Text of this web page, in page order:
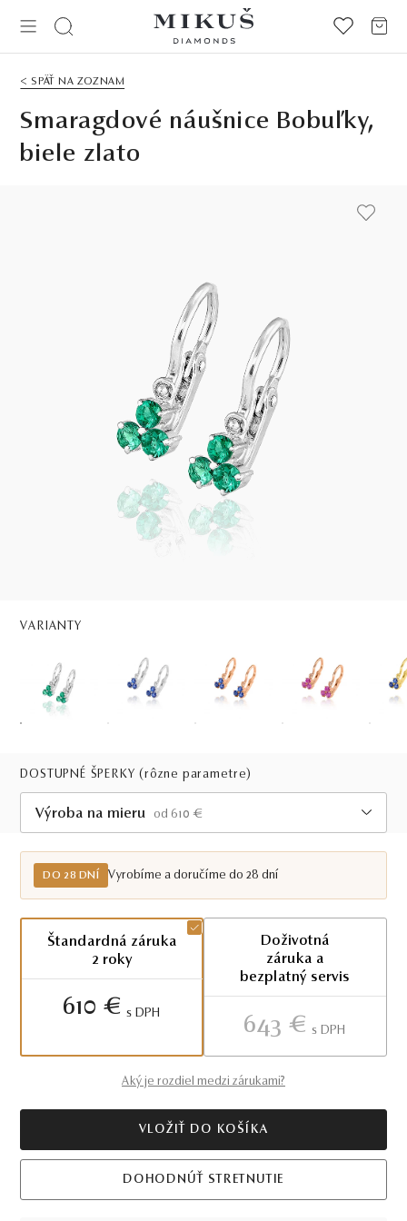
< SPÄŤ NA ZOZNAM
Smaragdové náušnice Bobuľky,
biele zlato
VARIANTY
DOSTUPNÉ ŠPERKY(rôzne parametre)
Výroba na mieru
od 610 €
Do 28 dní
DO 28 DNÍ Vyrobíme a doručíme do 28 dní
Štandardná záruka
2 roky
610 € S DPH
Doživotná
záruka a
bezplatný servis
643 € S DPH
Aký je rozdiel medzi zárukami?
VLOŽIŤ DO KOŠÍKA
DOHODNÚŤ STRETNUTIE